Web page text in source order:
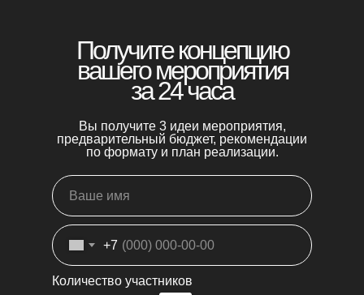
+7
Количество участников
Вы получите 3 идеи мероприятия,
предварительный бюджет, рекомендации
по формату и план реализации.
Получите концепцию
вашего мероприятия
за 24 часа